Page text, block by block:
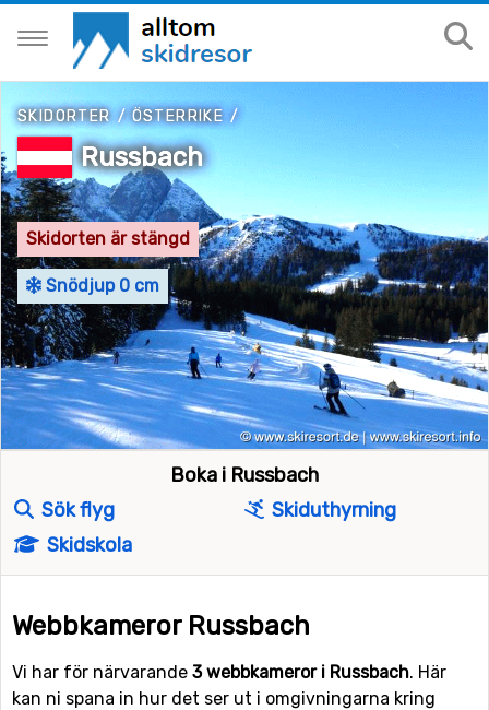
SKIDORTER/ÖSTERRIKE /
Russbach
Skidorten är stängd
Snödjup 0 cm
Boka i Russbach
Sök flyg
Skiduthyrning
Skidskola
Webbkameror Russbach
Vi har för närvarande 3 webbkameror i Russbach. Här
kan ni spana in hur det ser ut i omgivningarna kring